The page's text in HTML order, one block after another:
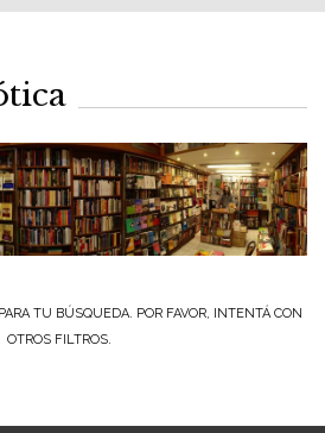
TU BÚSQUEDA. POR FAVOR, INTENTÁ CON
OTROS FILTROS.